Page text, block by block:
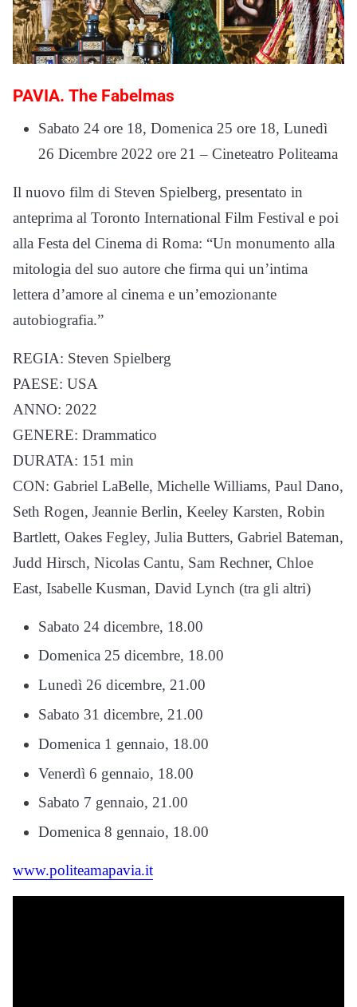
PAVIA. The Fabelmas
Sabato 24 ore 18, Domenica 25 ore 18, Lunedì
26 Dicembre 2022 ore 21 – Cineteatro Politeama
Il nuovo film di Steven Spielberg, presentato in
anteprima al Toronto International Film Festival e poi
alla Festa del Cinema di Roma: “Un monumento alla
mitologia del suo autore che firma qui un’intima
lettera d’amore al cinema e un’emozionante
autobiografia.”
REGIA: Steven Spielberg
PAESE: USA
ANNO: 2022
GENERE: Drammatico
DURATA: 151 min
CON: Gabriel LaBelle, Michelle Williams, Paul Dano,
Seth Rogen, Jeannie Berlin, Keeley Karsten, Robin
Bartlett, Oakes Fegley, Julia Butters, Gabriel Bateman,
Judd Hirsch, Nicolas Cantu, Sam Rechner, Chloe
East, Isabelle Kusman, David Lynch (tra gli altri)
Sabato 24 dicembre, 18.00
Domenica 25 dicembre, 18.00
Lunedì 26 dicembre, 21.00
Sabato 31 dicembre, 21.00
Domenica 1 gennaio, 18.00
Venerdì 6 gennaio, 18.00
Sabato 7 gennaio, 21.00
Domenica 8 gennaio, 18.00
www.politeamapavia.it